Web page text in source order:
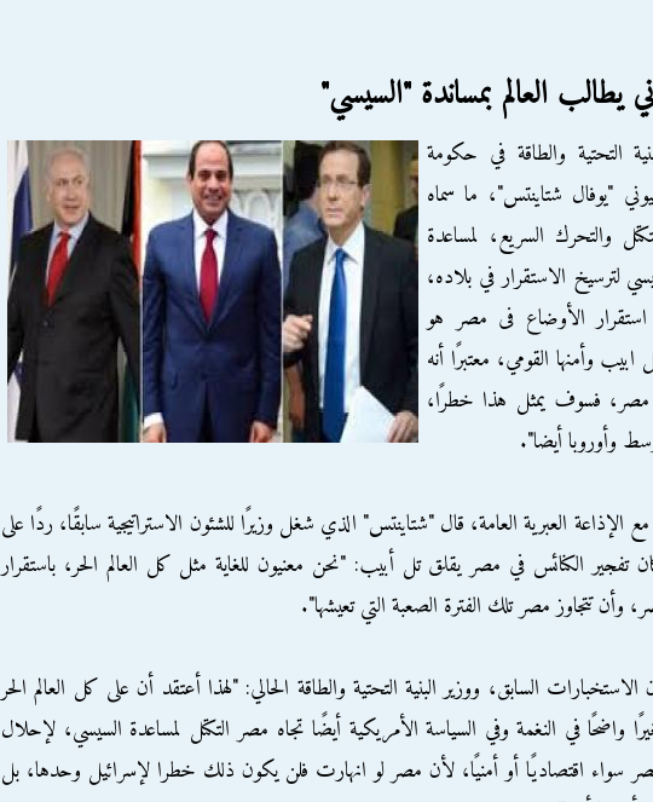
يطالب العالم بمساندة "السيسي"
التحتية والطاقة في حكومة
"يوفال شتاينتس"، ما سماه
والتحرك السريع، لمساعدة
لترسيخ الاستقرار في بلاده،
الأوضاع فى مصر هو
وأمنها القومي، معتبرًا أنه
فسوف يمثل هذا خطرًا،
وأوروبا أيضا".
العبرية العامة، قال "شتاينتس" الذي شغل وزيرًا للشئون الاستراتيجية سابقًا، ردًا على
تفجير الكنائس في مصر يقلق تل أبيب: "نحن معنيون للغاية مثل كل العالم الحر، باستقرار
وأن تتجاوز مصر تلك الفترة الصعبة التي تعيشها".
الاستخبارات السابق، ووزير البنية التحتية والطاقة الحالي: "لهذا أعتقد أن على كل العالم الحر
واضحًا في النغمة وفي السياسة الأمريكية أيضًا تجاه مصر التكتل لمساعدة السيسي، لإحلال
سواء اقتصاديًا أو أمنيًا، لأن مصر لو انهارت فلن يكون ذلك خطرا لإسرائيل وحدها، بل